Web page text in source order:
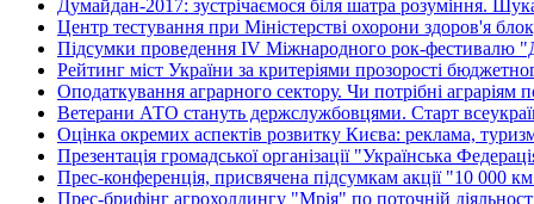
Думайдан-2017: зустрічаємося біля шатра розуміння.
Центр тестування при Міністерстві охорони здоров'я
Підсумки проведення IV Міжнародного рок-фестивалю
Рейтинг міст України за критеріями прозорості
Оподаткування аграрного сектору. Чи потрібні аграріям
Ветерани АТО стануть держслужбовцями. Старт
Оцінка окремих аспектів розвитку Києва: реклама,
Презентація громадської організації "Українська
Прес-конференція, присвячена підсумкам акції "10 000
Прес-брифінг агрохолдингу "Мрія" по поточній